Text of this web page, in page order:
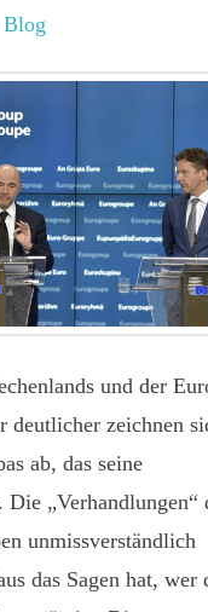
Blog
und der
deutlicher zeichnen
ab, das seine
„Verhandlungen“
unmissverständlich
das Sagen hat, wer